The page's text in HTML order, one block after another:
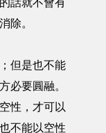
話就不會有
除。
但是也不能
必要圓融。
性，才可以
不能以空性